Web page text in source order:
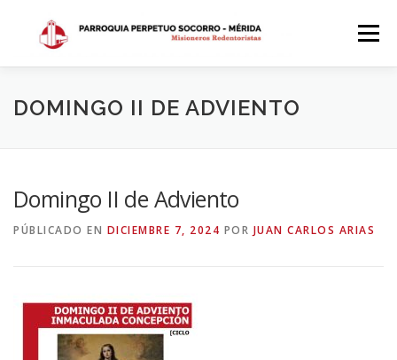
contenido
Menú
INICIO DÓNDE ESTAMOS HISTORIA
SACRAMENTOS CALENDARIO PARROQUIAL 2024
DOMINGO II DE ADVIENTO
Domingo II de Adviento
PÚBLICADO EN DICIEMBRE 7, 2024 POR JUAN CARLOS ARIAS